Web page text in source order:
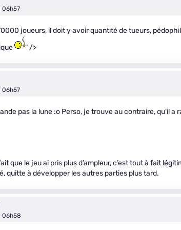
06h57
joueurs, il doit y avoir quantité de tueurs,
" />
06h57
pas la lune :o Perso, je trouve au contraire, qu’il
que le jeu ai pris plus d’ampleur, c’est tout à fait
quitte à développer les autres parties plus tard.
06h58